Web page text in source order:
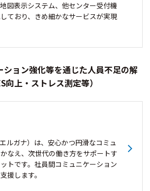
図表示システム、他センター受付機
ており、きめ細かなサービスが実現
ション強化等を通じた人員不足の解
向上・ストレス測定等）
ルガナ）は、安心かつ円滑なコミュ
なえ、次世代の働き方をサポートす
トです。社員間コミュニケーション
援します。